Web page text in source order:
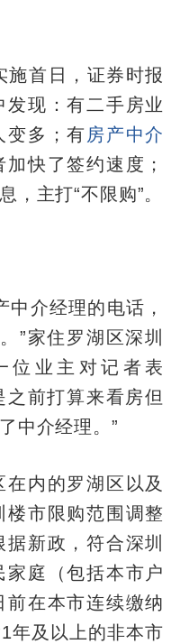
施首日，证券时报
现：有二手房业
变多；有 房产中介
快了签约速度；
，主打“不限购”。
中介经理的电话，
”家住罗湖区深圳
位业主对记者表
之前打算来看房但
中介经理。”
内的罗湖区以及
楼市限购范围调整
新政，符合深圳
庭（包括本市户
前在本市连续缴纳
年及以上的非本市